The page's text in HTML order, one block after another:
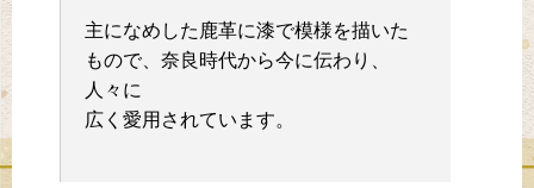
主になめした鹿革に漆で模様を描いた
もので、奈良時代から今に伝わり、
人々に
広く愛用されています。